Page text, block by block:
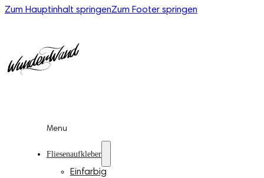
Zum Hauptinhalt springenZum Footer springen
Menu
Fliesenaufkleber
Einfarbig